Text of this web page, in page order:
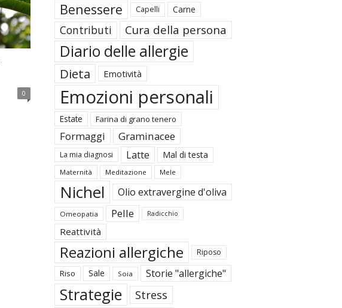
0
Benessere Capelli Carne
Contributi Cura della persona
Diario delle allergie
Dieta Emotività
Emozioni personali
Estate Farina di grano tenero
Formaggi Graminacee
La mia diagnosi Latte Mal di testa
Maternità Meditazione Mele
Nichel Olio extravergine d'oliva
Omeopatia Pelle Radicchio
Reattività
Reazioni allergiche Riposo
Riso Sale Soia Storie "allergiche"
Strategie Stress